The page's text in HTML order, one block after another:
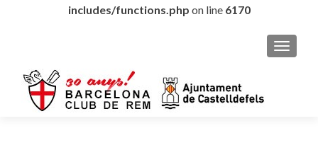
includes/functions.php on line 6170